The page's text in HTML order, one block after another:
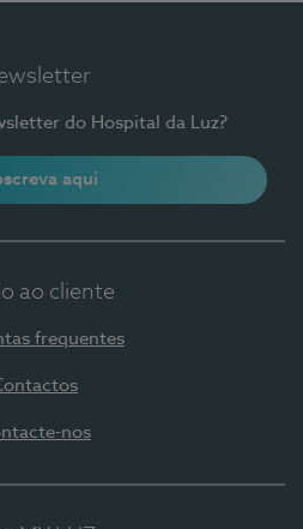
do Hospital da Luz?
aqui
ao cliente
frequentes
nos